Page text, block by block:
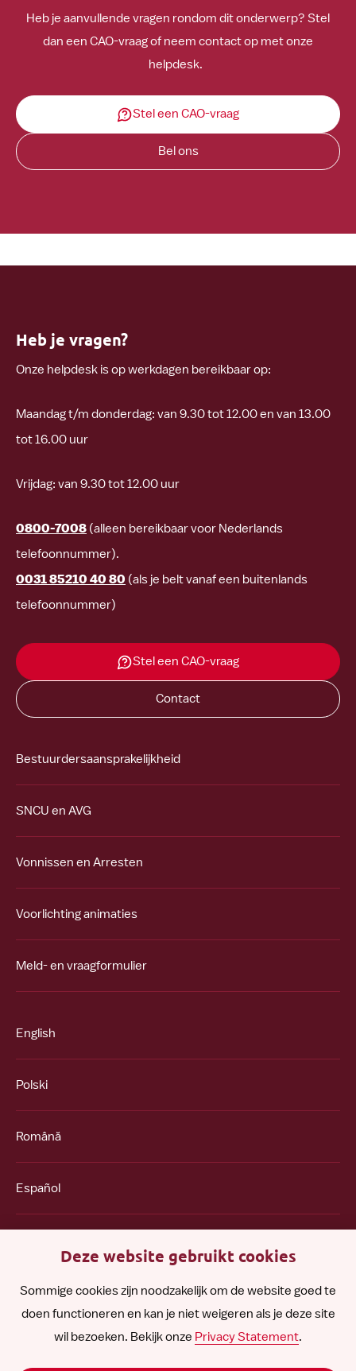
Heb je aanvullende vragen rondom dit onderwerp? Stel
dan een CAO-vraag of neem contact op met onze
helpdesk.
Stel een CAO-vraag
Bel ons
Heb je vragen?
Onze helpdesk is op werkdagen bereikbaar op:
Maandag t/m donderdag: van 9.30 tot 12.00 en van 13.00
tot 16.00 uur
Vrijdag: van 9.30 tot 12.00 uur
0800-7008 (alleen bereikbaar voor Nederlands
telefoonnummer).
0031 85210 40 80 (als je belt vanaf een buitenlands
telefoonnummer)
Stel een CAO-vraag
Contact
Bestuurdersaansprakelijkheid
SNCU en AVG
Vonnissen en Arresten
Voorlichting animaties
Meld- en vraagformulier
English
Polski
Română
Español
FollowFollow
us
Follow
us
Follow
us
Follow
us
Deze website gebruikt cookies
Sommige cookies zijn noodzakelijk om de website goed te
doen functioneren en kan je niet weigeren als je deze site
wil bezoeken. Bekijk onze Privacy Statement.